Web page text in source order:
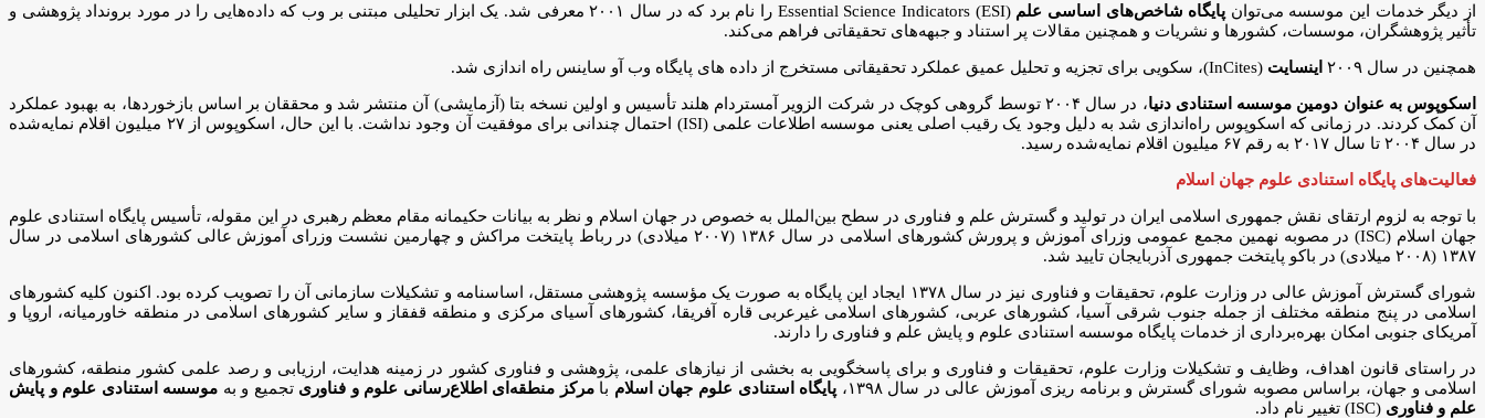
از دیگر خدمات این موسسه می‌توان پایگاه شاخص‌های اساسی علم
Essential Science Indicators (ESI) را نام برد که در سال ۲۰۰۱ معرفی شد. یک ابزار تحلیلی مبتنی بر وب که داده‌هایی را در مورد برونداد پژوهشی و
تأثیر پژوهشگران، موسسات، کشورها و نشریات و همچنین مقالات پر استناد و جبهه‌های تحقیقاتی فراهم می‌کند.
همچنین در سال ۲۰۰۹ اینسایت (InCites)، سکویی برای تجزیه و تحلیل عمیق عملکرد تحقیقاتی مستخرج از داده‌ های پایگاه وب آو ساینس راه اندازی شد.
اسکوپوس به عنوان دومین موسسه استنادی دنیا
، در سال ۲۰۰۴ توسط گروهی کوچک در شرکت الزویر آمستردام هلند تأسیس و اولین نسخه بتا (آزمایشی) آن منتشر شد و محققان بر اساس بازخوردها، به بهبود عملکرد
آن کمک کردند. در زمانی که اسکوپوس راه‌اندازی شد به دلیل وجود یک رقیب اصلی یعنی موسسه اطلاعات علمی (ISI) احتمال چندانی برای موفقیت آن وجود نداشت. با این حال، اسکوپوس از ۲۷ میلیون اقلام نمایه‌شده
در سال ۲۰۰۴ تا سال ۲۰۱۷ به رقم ۶۷ میلیون اقلام نمایه‌شده رسید.
فعالیت‌های پایگاه استنادی علوم جهان اسلام
با توجه به لزوم ارتقای نقش جمهوری اسلامی ایران در تولید و گسترش علم و فناوری در سطح بین‌الملل به خصوص در جهان اسلام و نظر به بیانات حکیمانه مقام معظم رهبری در این مقوله، تأسیس پایگاه استنادی علوم
جهان اسلام (ISC) در مصوبه نهمین مجمع عمومی وزرای آموزش و پرورش کشورهای اسلامی در سال ۱۳۸۶ (۲۰۰۷ میلادی) در رباط پایتخت مراکش و چهارمین نشست وزرای آموزش عالی کشورهای اسلامی در سال
۱۳۸۷ (۲۰۰۸ میلادی) در باکو پایتخت جمهوری آذربایجان تایید شد.
شورای گسترش آموزش عالی در وزارت علوم، تحقیقات و فناوری نیز در سال ۱۳۷۸ ایجاد این پایگاه به‌ صورت یک مؤسسه پژوهشی مستقل، اساسنامه و تشکیلات سازمانی آن را تصویب کرده بود. اکنون کلیه کشورهای
اسلامی در پنج منطقه مختلف از جمله جنوب شرقی آسیا، کشورهای عربی، کشورهای اسلامی غیرعربی قاره آفریقا، کشورهای آسیای مرکزی و منطقه قفقاز و سایر کشورهای اسلامی در منطقه خاورمیانه، اروپا و
آمریکای جنوبی امکان بهره‌برداری از خدمات پایگاه موسسه استنادی علوم و پایش علم و فناوری را دارند.
در راستای قانون اهداف، وظایف و تشکیلات وزارت علوم، تحقیقات و فناوری و برای پاسخگویی به بخشی از نیازهای علمی، پژوهشی و فناوری کشور در زمینه هدایت، ارزیابی و رصد علمی کشور منطقه، کشورهای
اسلامی و جهان، براساس مصوبه شورای گسترش و برنامه ریزی آموزش عالی در سال ۱۳۹۸،
پایگاه استنادی علوم جهان اسلام بامرکز منطقه‌ای اطلاع‌رسانی علوم و فناوریتجمیع و به موسسه استنادی علوم و پایش
علم و فناوری (ISC) تغییر نام داد.